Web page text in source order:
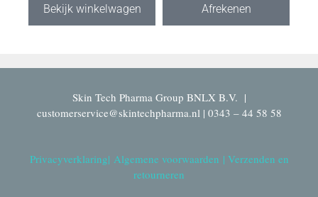
Bekijk winkelwagen Afrekenen
Skin Tech Pharma Group BNLX B.V. |
customerservice@skintechpharma.nl | 0343 – 44 58 58
Privacyverklaring| Algemene voorwaarden | Verzenden en
retourneren